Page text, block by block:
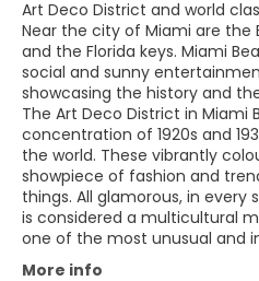
Art Deco District and world
Near the city of Miami are the
and the Florida keys. Miami
social and sunny
showcasing the history and
The Art Deco District in Miami
concentration of 1920s and
the world. These vibrantly
showpiece of fashion and
things. All glamorous, in every
is considered a multicultural
one of the most unusual and
More info